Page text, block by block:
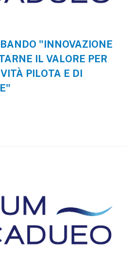
"INNOVAZIONE
IL VALORE PER
PILOTA E DI